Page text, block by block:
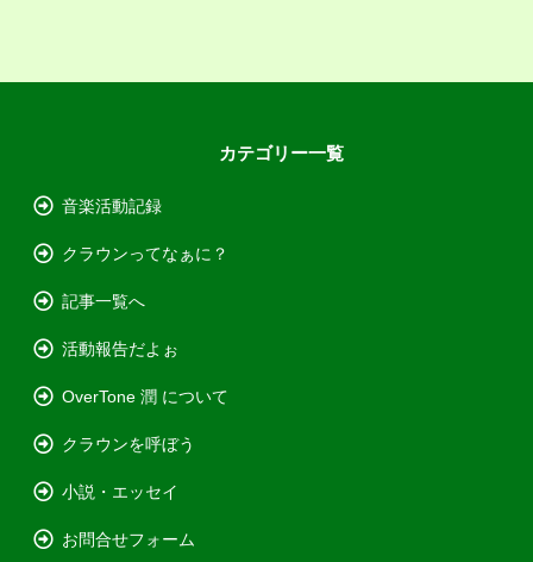
カテゴリー一覧
音楽活動記録
クラウンってなぁに？
記事一覧へ
活動報告だよぉ
OverTone 潤 について
クラウンを呼ぼう
小説・エッセイ
お問合せフォーム